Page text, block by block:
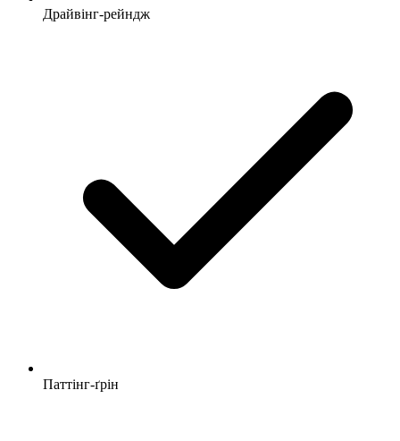
Драйвінг-рейндж
Паттінг-ґрін